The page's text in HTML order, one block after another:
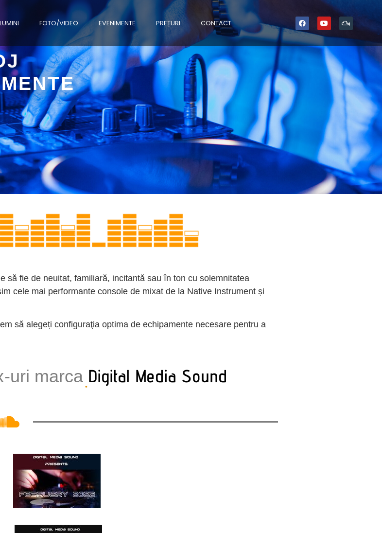
LUMINI FOTO/VIDEO EVENIMENTE PREȚURI CONTACT
să fie de neuitat, familiară, incitantă sau în ton cu solemnitatea
cele mai performante console de mixat de la Native Instrument și
să alegeți configuraţia optima de echipamente necesare pentru a
uri marca Digital Media Sound